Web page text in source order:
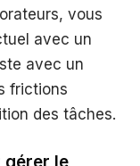
vous
avec un
avec un
frictions
des tâches.